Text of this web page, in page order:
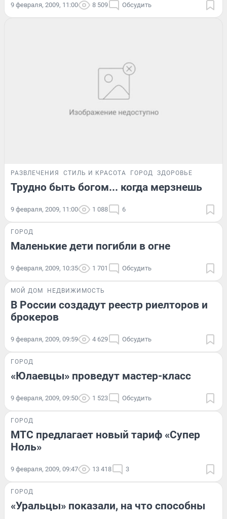
9 февраля, 2009, 11:00 8 509 Обсудить
РАЗВЛЕЧЕНИЯ СТИЛЬ И КРАСОТА ГОРОД ЗДОРОВЬЕ
Трудно быть богом... когда мерзнешь
9 февраля, 2009, 11:00 1 088 6
ГОРОД
Маленькие дети погибли в огне
9 февраля, 2009, 10:35 1 701 Обсудить
МОЙ ДОМ НЕДВИЖИМОСТЬ
В России создадут реестр риелторов и
брокеров
9 февраля, 2009, 09:59 4 629 Обсудить
ГОРОД
«Юлаевцы» проведут мастер-класс
9 февраля, 2009, 09:50 1 523 Обсудить
ГОРОД
МТС предлагает новый тариф «Супер
Ноль»
9 февраля, 2009, 09:47 13 418 3
ГОРОД
«Уральцы» показали, на что способны